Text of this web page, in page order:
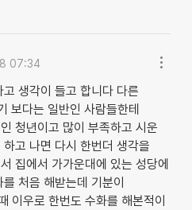
07:34
생각이 들고 합니다 다른
보다는 일반인 사람들한테
청년이고 많이 부족하고 시운
고 나면 다시 한번더 생각을
집에서 가가운대에 있는 성당에
처음 해받는데 기분이
이우로 한번도 수화를 해본적이